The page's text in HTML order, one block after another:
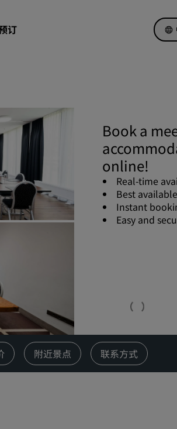
订
将开业的酒店
当
旅
Book a
online!
Real-time
Best
Instant
Easy and
附近景点 联系方式